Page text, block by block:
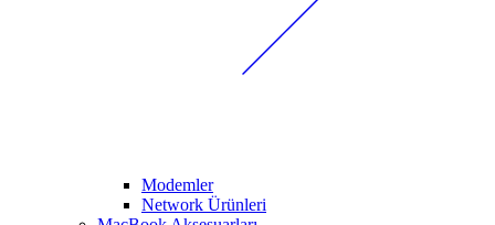
Modemler
Network Ürünleri